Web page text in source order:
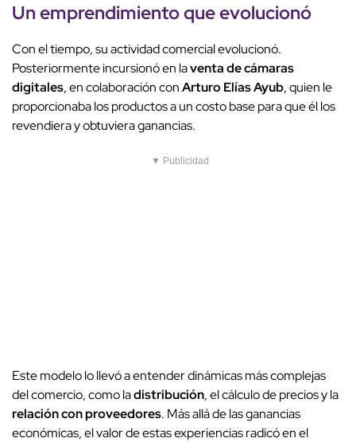
Un emprendimiento que evolucionó
Con el tiempo, su actividad comercial evolucionó.
Posteriormente incursionó en laventa de cámaras
digitales, en colaboración conArturo Elías Ayub, quien le
proporcionaba los productos a un costo base para que él los
revendiera y obtuviera ganancias.
▼ Publicidad
Este modelo lo llevó a entender dinámicas más complejas
del comercio, como ladistribución, el cálculo de precios y la
relación con proveedores. Más allá de las ganancias
económicas, el valor de estas experiencias radicó en el